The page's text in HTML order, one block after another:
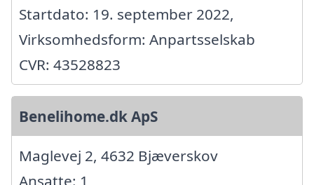
Startdato: 19. september 2022,
Virksomhedsform: Anpartsselskab
CVR: 43528823
Benelihome.dk ApS
Maglevej 2, 4632 Bjæverskov